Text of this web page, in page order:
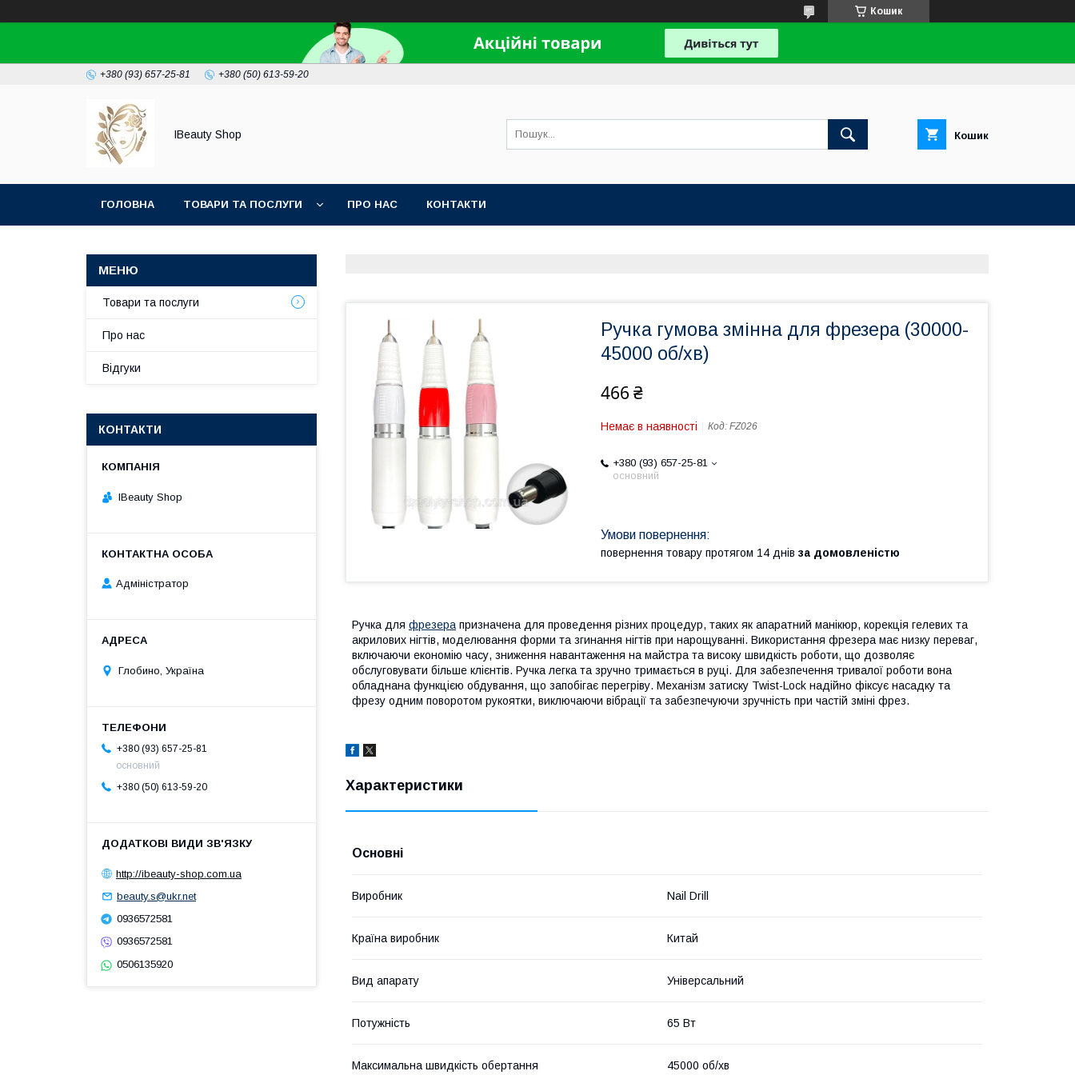
Кошик
+380 (93) 657-25-81 +380 (50) 613-59-20
IBeauty Shop Кошик
ГОЛОВНА ТОВАРИ ТА ПОСЛУГИ ПРО НАС КОНТАКТИ
Ручка гумова змінна для фрезера (30000-
45000 об/хв)
466 ₴
Немає в наявності Код: FZ026
+380 (93) 657-25-81
основний
повернення товару протягом 14 днів за домовленістю
Ручка для фрезерапризначена для проведення різних процедур, таких як апаратний манікюр, корекція гелевих та
акрилових нігтів, моделювання форми та згинання нігтів при нарощуванні. Використання фрезера має низку переваг,
включаючи економію часу, зниження навантаження на майстра та високу швидкість роботи, що дозволяє
обслуговувати більше клієнтів. Ручка легка та зручно тримається в руці. Для забезпечення тривалої роботи вона
обладнана функцією обдування, що запобігає перегріву. Механізм затиску Twist-Lock надійно фіксує насадку та
фрезу одним поворотом рукоятки, виключаючи вібрації та забезпечуючи зручність при частій зміні фрез.
Характеристики
Основні
Виробник Nail Drill
Країна виробник Китай
Вид апарату Універсальний
Потужність 65 Вт
Максимальна швидкість обертання 45000 об/хв
Товари та послуги
Про нас
Відгуки
КОНТАКТИ
IBeauty Shop
Адміністратор
Глобино, Україна
+380 (93) 657-25-81
основний
+380 (50) 613-59-20
http://ibeauty-shop.com.ua
beauty.s@ukr.net
0936572581
0936572581
0506135920